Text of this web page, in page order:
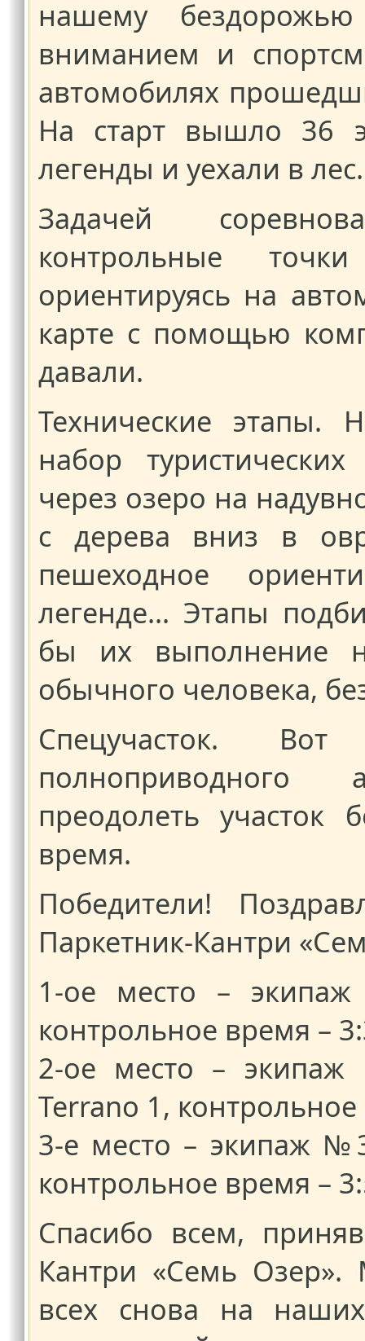
нашему
вниманием и
автомобилях
На старт вышло 36
легенды и уехали в лес.
Задачей
контрольные
ориентируясь на
карте с помощью
давали.
Технические этапы.
набор
через озеро на
с дерева вниз в
пешеходное
легенде... Этапы
бы их выполнение
обычного человека,
Спецучасток.
полноприводного
преодолеть участок
время.
Победители!
Паркетник-Кантри
1-ое место –
контрольное время –
2-ое место –
Terrano 1,
3-е место – экипаж
контрольное время –
Спасибо всем,
Кантри «Семь
всех снова на